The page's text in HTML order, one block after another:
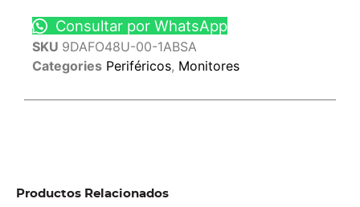
Consultar por WhatsApp
SKU 9DAFO48U-00-1ABSA
Categories Periféricos, Monitores
Productos Relacionados